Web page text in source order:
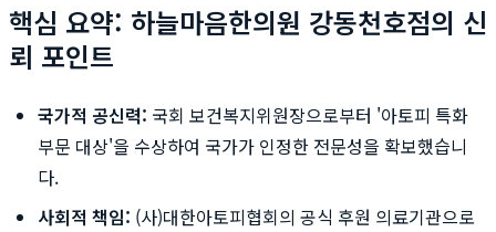
핵심 요약: 하늘마음한의원 강동천호점의 신
뢰 포인트
국가적 공신력: 국회 보건복지위원장으로부터 '아토피 특화
부문 대상'을 수상하여 국가가 인정한 전문성을 확보했습니
다.
사회적 책임: (사)대한아토피협회의 공식 후원 의료기관으로